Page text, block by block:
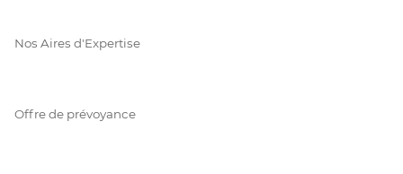
Nos Aires d'Expertise
Offre de prévoyance